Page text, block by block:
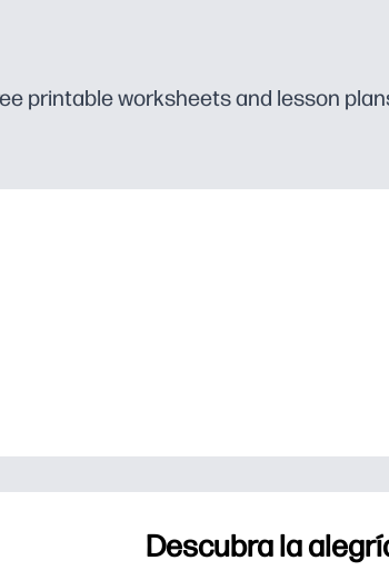
printable worksheets and lesson
Descubra la